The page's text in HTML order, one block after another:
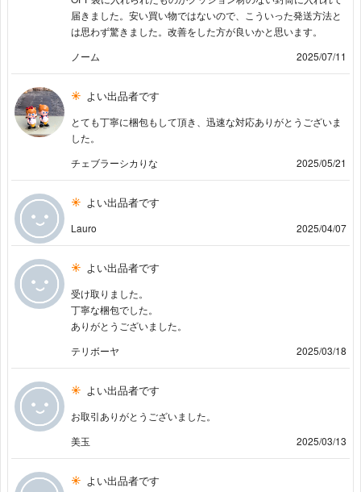
届きました。安い買い物ではないので、こういった発送方法と
は思わず驚きました。改善をした方が良いかと思います。
ノーム
2025/07/11
よい出品者です
とても丁寧に梱包もして頂き、迅速な対応ありがとうございま
した。
チェブラーシカりな
2025/05/21
よい出品者です
Lauro 2025/04/07
よい出品者です
受け取りました。
丁寧な梱包でした。
ありがとうございました。
テリボーヤ
2025/03/18
よい出品者です
お取引ありがとうございました。
美玉
2025/03/13
よい出品者です